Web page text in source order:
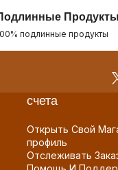
Продукты
подлинные продукты
счета
Открыть Свой
профиль
Отслеживать